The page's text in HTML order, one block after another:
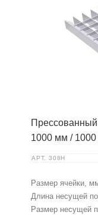
1000 мм /
АРТ. 308Н
Размер ячейки,
Длина несущей
Размер несущей